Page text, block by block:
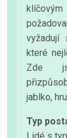
vyžadují
které
Zde
jablko,
Typ